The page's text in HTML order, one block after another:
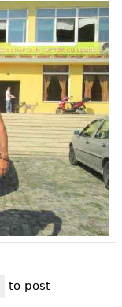
to post